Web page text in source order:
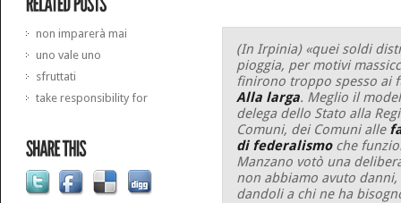
non imparerà mai
uno vale uno
sfruttati
take responsibility for
(In Irpinia) «quei soldi
pioggia, per motivi
finirono troppo spesso ai
Alla larga. Meglio il
delega dello Stato alla
Comuni, dei Comuni alle
di federalismoche
Manzano votò una
non abbiamo avuto
dandoli a chi ne ha